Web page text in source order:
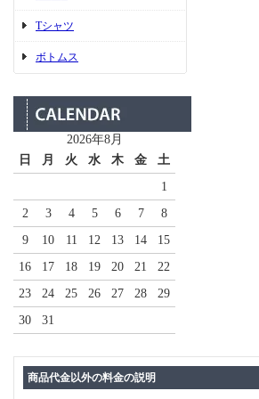
Tシャツ
ボトムス
2026年8月
日
月 火 水 木 金
土
1
2
3 4 5 6 7
8
9
10 11 12 13 14
15
16
17 18 19 20 21
22
23
24 25 26 27 28
29
30
31
商品代金以外の料金の説明